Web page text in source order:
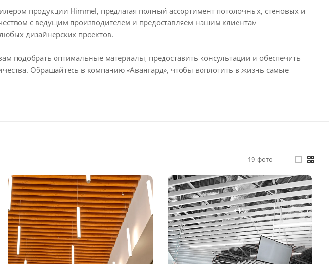
продукции Himmel, предлагая полный ассортимент потолочных, стеновых и
с ведущим производителем и предоставляем нашим клиентам
дизайнерских проектов.
подобрать оптимальные материалы, предоставить консультации и обеспечить
Обращайтесь в компанию «Авангард», чтобы воплотить в жизнь самые
19 фото